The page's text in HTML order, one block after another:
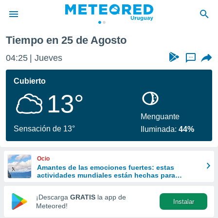
de
ha
que se
calidad.
a este
las
y
forma
digital
basada
Tiempo en 25 de Agosto
04:25 Jueves ...
Cubierto
13°
Sensación de 13°
Menguante
Iluminada:44%
Ocio
Amantes de las emociones fuertes: estas
actividades mundiales están hechas para
¡Descarga GRATIS la app de
Meteored!
Instalar